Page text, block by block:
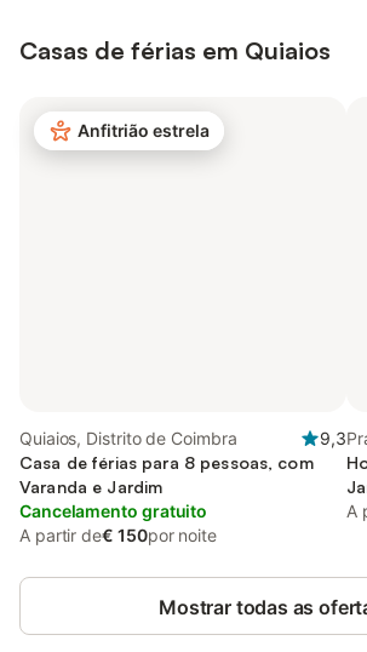
Casas de férias em Quiaios
Anfitrião estrela
Quiaios, Distrito de Coimbra
9,3
Casa de férias para 8 pessoas, com
Varanda e Jardim
Cancelamento gratuito
A partir de€ 150por noite
A
Mostrar todas as